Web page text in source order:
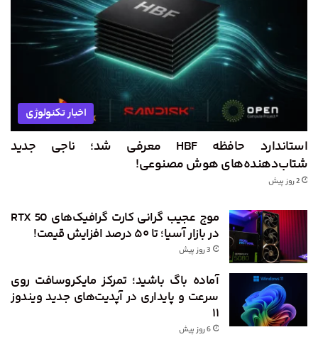
اخبار تکنولوژی
استاندارد حافظه HBF معرفی شد؛ ناجی جدید
شتاب‌دهنده‌های هوش مصنوعی!
2 روز پیش
موج عجیب گرانی کارت گرافیک‌های RTX 50
در بازار آسیا؛ تا ۵۰ درصد افزایش قیمت!
3 روز پیش
آماده باگ باشید؛ تمرکز مایکروسافت روی
سرعت و پایداری در آپدیت‌های جدید ویندوز
۱۱
6 روز پیش